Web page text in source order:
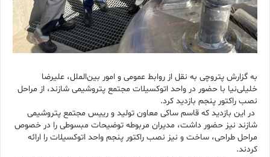
به گزارش پتروچی به نقل از روابط عمومی و امور بین‌الملل، علیرضا
خلیلی‌نیا با حضور در واحد اتوکسیلات مجتمع پتروشیمی شازند، از مراحل
نصب راکتور پنجم بازدید کرد.
در این بازدید که قاسم ساکی معاون تولید و رییس مجتمع پتروشیمی
شازند نیز حضور داشت، مدیران مربوطه توضیحات مبسوطی را در خصوص
مراحل طراحی، ساخت و نیز نصب راکتور پنجم واحد اتوکسیلات را ارائه
کردند.